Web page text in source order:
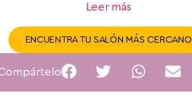
Leer más
ENCUENTRA TU SALÓN MÁS CERCANO